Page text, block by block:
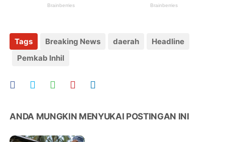
Tags Breaking News daerah
Headline
Pemkab Inhil
ANDA MUNGKIN MENYUKAI POSTINGAN INI